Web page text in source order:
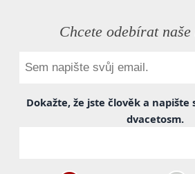
Chcete odebírat
Dokažte, že jste člověk a napište
dvacetosm.